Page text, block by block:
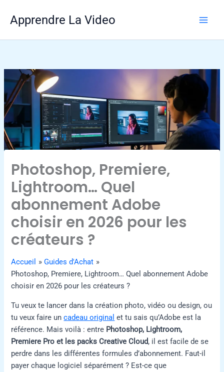
contenu
Apprendre La Video
Photoshop, Premiere,
Lightroom… Quel
abonnement Adobe
choisir en 2026 pour les
créateurs ?
Accueil
Guides d'Achat
Photoshop, Premiere, Lightroom… Quel abonnement Adobe
choisir en 2026 pour les créateurs ?
Tu veux te lancer dans la création photo, vidéo ou design, ou
tu veux faire uncadeau original et tu sais qu’Adobe est la
référence. Mais voilà : entre Photoshop, Lightroom,
Premiere Pro et les packs Creative Cloud, il est facile de se
perdre dans les différentes formules d’abonnement. Faut-il
payer chaque logiciel séparément ? Est-ce que